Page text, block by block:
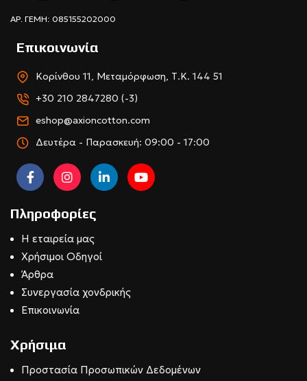
ΑΡ. ΓΕΜΗ: 085155202000
Επικοινωνία
Κορίνθου 11, Μεταμόρφωση, Τ.Κ. 144 51
+30 210 2847280 (-3)
eshop@axioncotton.com
Δευτέρα - Παρασκευή: 09:00 - 17:00
Πληροφορίες
Η εταιρεία μας
Χρήσιμοι Οδηγοί
Άρθρα
Συνεργασία χονδρικής
Επικοινωνία
Χρήσιμα
Προστασία Προσωπικών Δεδομένων